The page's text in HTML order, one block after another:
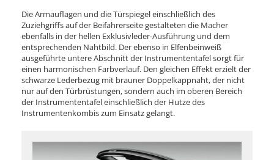
Die Armauflagen und die Türspiegel einschließlich des
Zuziehgriffs auf der Beifahrerseite gestalteten die Macher
ebenfalls in der hellen Exklusivleder-Ausführung und dem
entsprechenden Nahtbild. Der ebenso in Elfenbeinweiß
ausgeführte untere Abschnitt der Instrumententafel sorgt für
einen harmonischen Farbverlauf. Den gleichen Effekt erzielt der
schwarze Lederbezug mit brauner Doppelkappnaht, der nicht
nur auf den Türbrüstungen, sondern auch im oberen Bereich
der Instrumententafel einschließlich der Hutze des
Instrumentenkombis zum Einsatz gelangt.